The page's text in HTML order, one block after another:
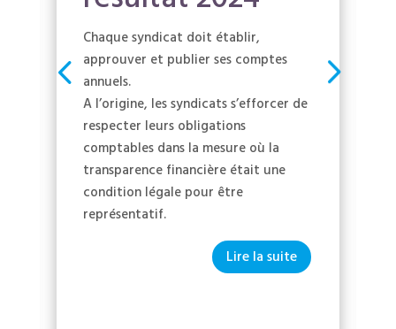
Chaque syndicat doit établir,
approuver et publier ses comptes
annuels.
A l’origine, les syndicats s’efforcer de
respecter leurs obligations
comptables dans la mesure où la
transparence financière était une
condition légale pour être
représentatif.
Lire la suite